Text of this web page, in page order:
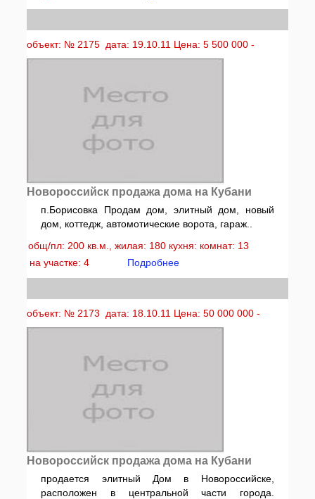
объект: № 2175 дата: 19.10.11 Цена: 5 500 000 -
Новороссийск продажа дома на Кубани
п.Борисовка Продам дом, элитный дом, новый
дом, коттедж, автомотические ворота, гараж..
общ/пл: 200 кв.м., жилая: 180 кухня: комнат: 13
на участке: 4
Подробнее
объект: № 2173 дата: 18.10.11 Цена: 50 000 000 -
Новороссийск продажа дома на Кубани
продается элитный Дом в Новороссийске,
расположен в центральной части города.